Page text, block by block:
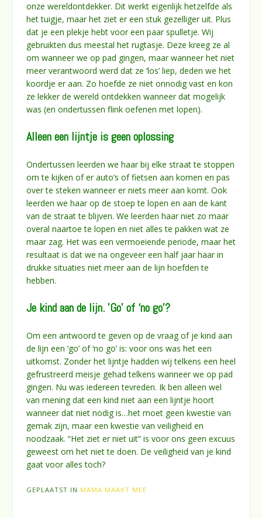
onze wereldontdekker. Dit werkt eigenlijk hetzelfde als
het tuigje, maar het ziet er een stuk gezelliger uit. Plus
dat je een plekje hebt voor een paar spulletje. Wij
gebruikten dus meestal het rugtasje. Deze kreeg ze al
om wanneer we op pad gingen, maar wanneer het niet
meer verantwoord werd dat ze ‘los’ liep, deden we het
koordje er aan. Zo hoefde ze niet onnodig vast en kon
ze lekker de wereld ontdekken wanneer dat mogelijk
was (en ondertussen flink oefenen met lopen).
Alleen een lijntje is geen oplossing
Ondertussen leerden we haar bij elke straat te stoppen
om te kijken of er auto’s of fietsen aan komen en pas
over te steken wanneer er niets meer aan komt. Ook
leerden we haar op de stoep te lopen en aan de kant
van de straat te blijven. We leerden haar niet zo maar
overal naartoe te lopen en niet alles te pakken wat ze
maar zag. Het was een vermoeiende periode, maar het
resultaat is dat we na ongeveer een half jaar haar in
drukke situaties niet meer aan de lijn hoefden te
hebben.
Je kind aan de lijn. ’Go’ of ‘no go’?
Om een antwoord te geven op de vraag of je kind aan
de lijn een ‘go’ of ‘no go’ is: voor ons was het een
uitkomst. Zonder het lijntje hadden wij telkens een heel
gefrustreerd meisje gehad telkens wanneer we op pad
gingen. Nu was iedereen tevreden. Ik ben alleen wel
van mening dat een kind niet aan een lijntje hoort
wanneer dat niet nodig is…het moet geen kwestie van
gemak zijn, maar een kwestie van veiligheid en
noodzaak. “Het ziet er niet uit” is voor ons geen excuus
geweest om het niet te doen. De veiligheid van je kind
gaat voor alles toch?
GEPLAATST IN MAMA MAAKT MEE